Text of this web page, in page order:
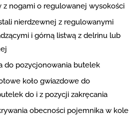
z nogami o regulowanej wysokości
nierdzewnej z regulowanymi
i górną listwą z delrinu lub
do pozycjonowania butelek
koło gwiazdowe do
do i z pozycji zakręcania
obecności pojemnika w kole